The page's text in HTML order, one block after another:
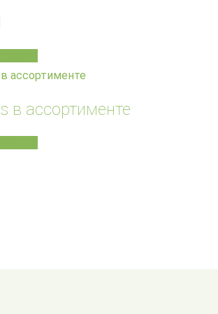
в ассортименте